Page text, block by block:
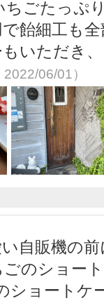
ごたっぷ
飴細工も
いただき
06/01）
自販機の
のショー
ショートケ